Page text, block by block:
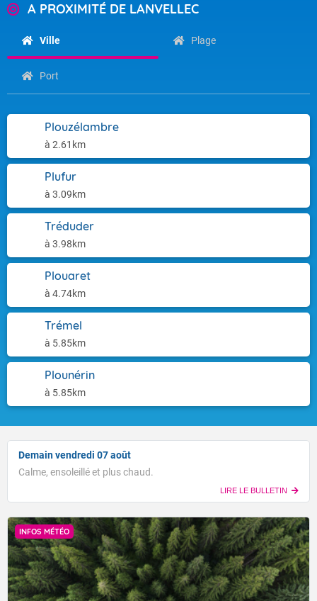
A PROXIMITÉ DE LANVELLEC
Ville Plage
Port
Plouzélambre
à 2.61km
Plufur
à 3.09km
Tréduder
à 3.98km
Plouaret
à 4.74km
Trémel
à 5.85km
Plounérin
à 5.85km
Demain vendredi 07 août
Calme, ensoleillé et plus chaud.
LIRE LE BULLETIN
INFOS MÉTÉO